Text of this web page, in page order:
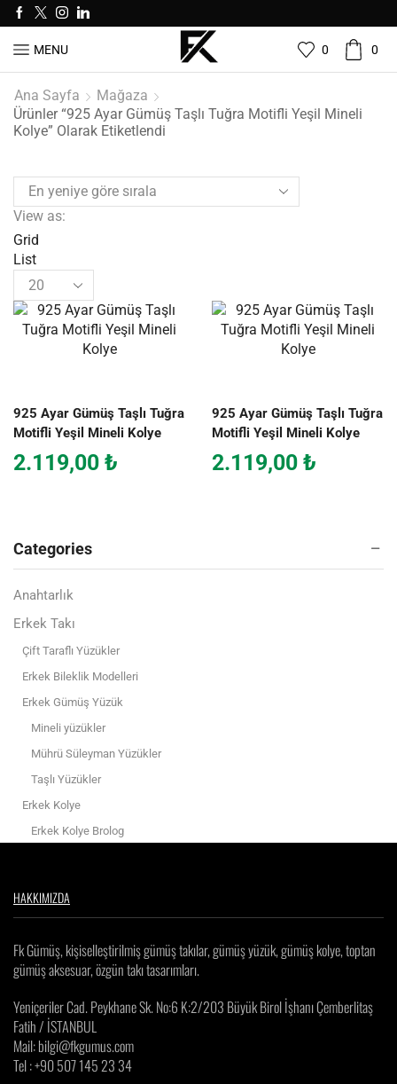
MENU 0 0
Ana Sayfa
Mağaza
Ürünler “925 Ayar Gümüş Taşlı Tuğra Motifli Yeşil Mineli
Kolye” Olarak Etiketlendi
View as:
Grid
List
925 Ayar Gümüş Taşlı Tuğra
Motifli Yeşil Mineli Kolye
2.119,00 ₺
925 Ayar Gümüş Taşlı Tuğra
Motifli Yeşil Mineli Kolye
2.119,00 ₺
Categories
Anahtarlık
Erkek Takı
Çift Taraflı Yüzükler
Erkek Bileklik Modelleri
Erkek Gümüş Yüzük
Mineli yüzükler
Mührü Süleyman Yüzükler
Taşlı Yüzükler
Erkek Kolye
Erkek Kolye Brolog
FK Premium
Kadın Ürünleri
Kadın Bileklik
Kadın Kolye
Bayan Kolyeler
HAKKIMIZDA
Fk Gümüş, kişiselleştirilmiş gümüş takılar, gümüş yüzük, gümüş kolye, toptan
gümüş aksesuar, özgün takı tasarımları.
Yeniçeriler Cad. Peykhane Sk. No:6 K:2/203 Büyük Birol İşhanı Çemberlitaş
Fatih / İSTANBUL
Mail: bilgi@fkgumus.com
Tel : +90 507 145 23 34